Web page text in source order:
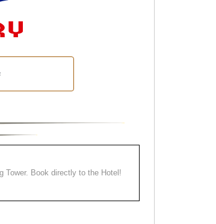
Tower. Book directly to the Hotel!